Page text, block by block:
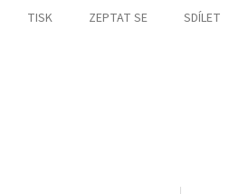
TISK ZEPTAT SE SDÍLET